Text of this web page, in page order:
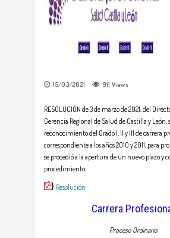
15/03/2021 911 Views
RESOLUCIÓN de 3 de marzo de 2021, del
Gerencia Regional de Salud de Castilla y León,
reconocimiento del Grado I, II y III de carrera
correspondiente a los años 2010 y 2011, para
se procedió a la apertura de un nuevo plazo y
procedimiento.
Resolución
Carrera
Proceso Ordinario